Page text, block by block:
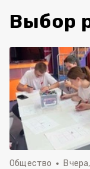
Выбор
Общество